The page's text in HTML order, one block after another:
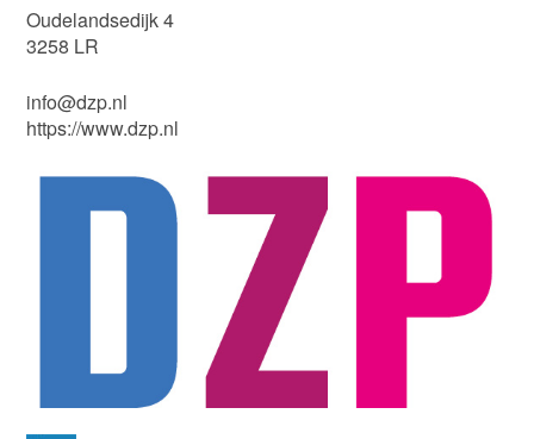
Oudelandsedijk 4
3258 LR
info@dzp.nl
https://www.dzp.nl